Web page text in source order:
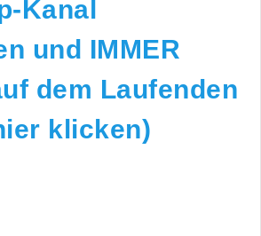
Kanal
und IMMER
dem Laufenden
klicken)